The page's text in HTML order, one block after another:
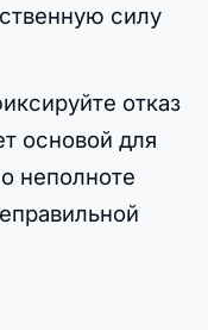
силу
отказ
основой для
неполноте